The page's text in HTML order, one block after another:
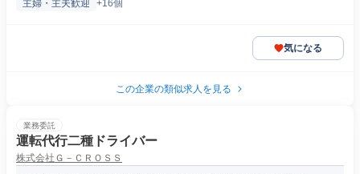
主婦・主夫歓迎 +16個
気になる
この企業の類似求人を見る
業務委託
運転代行二種ドライバー
株式会社Ｇ－ＣＲＯＳＳ